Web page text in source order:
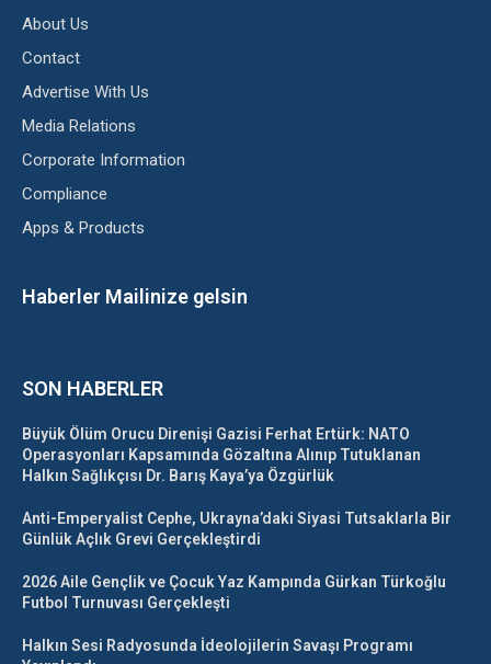
About Us
Contact
Advertise With Us
Media Relations
Corporate Information
Compliance
Apps & Products
Haberler Mailinize gelsin
SON HABERLER
Büyük Ölüm Orucu Direnişi Gazisi Ferhat Ertürk: NATO
Operasyonları Kapsamında Gözaltına Alınıp Tutuklanan
Halkın Sağlıkçısı Dr. Barış Kaya’ya Özgürlük
Anti-Emperyalist Cephe, Ukrayna’daki Siyasi Tutsaklarla Bir
Günlük Açlık Grevi Gerçekleştirdi
2026 Aile Gençlik ve Çocuk Yaz Kampında Gürkan Türkoğlu
Futbol Turnuvası Gerçekleşti
Halkın Sesi Radyosunda İdeolojilerin Savaşı Programı